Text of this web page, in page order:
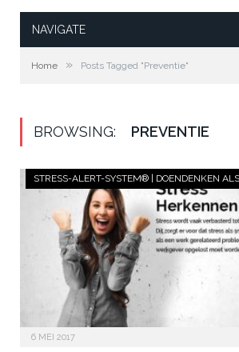
NAVIGATE
Home » Posts Tagged "Preventie"
BROWSING: PREVENTIE
STRESS-ALERT-SYSTEM® | DOENDENKEN
6 MEI 2017